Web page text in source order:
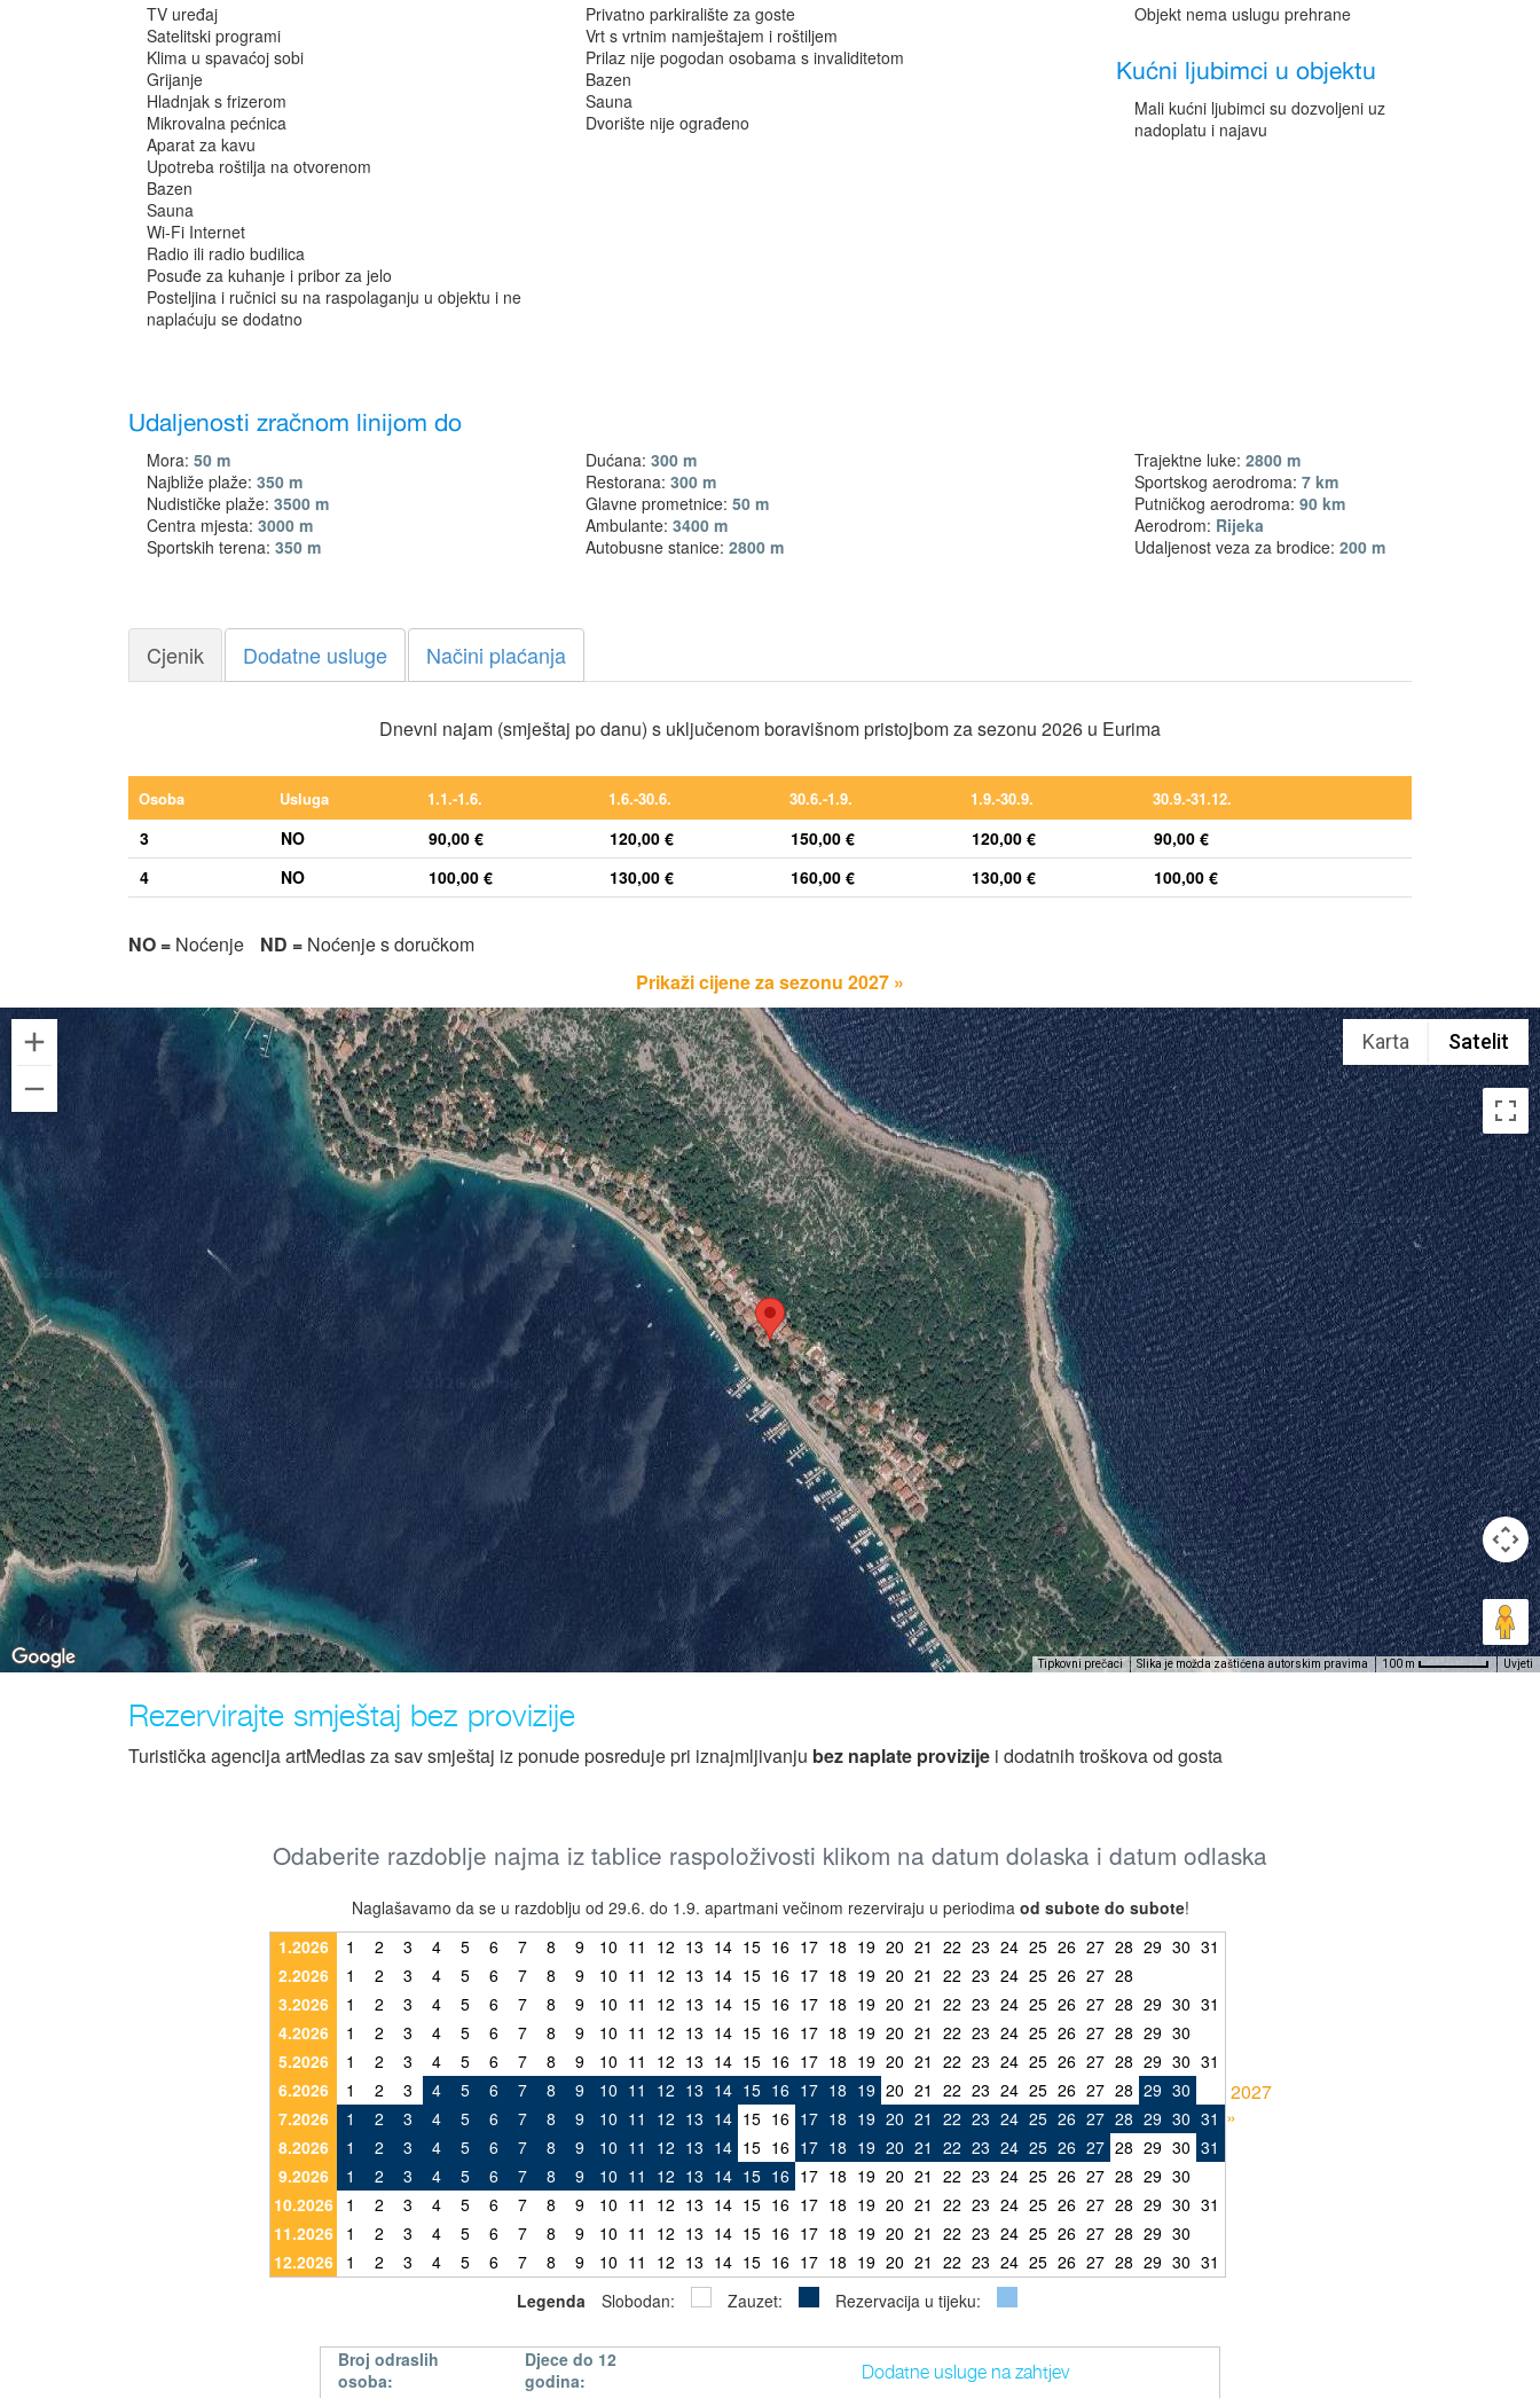
TV uređaj
Satelitski programi
Klima u spavaćoj sobi
Grijanje
Hladnjak s frizerom
Mikrovalna pećnica
Aparat za kavu
Upotreba roštilja na otvorenom
Bazen
Sauna
Wi-Fi Internet
Radio ili radio budilica
Posuđe za kuhanje i pribor za jelo
Posteljina i ručnici su na raspolaganju u objektu i ne
naplaćuju se dodatno
Privatno parkiralište za goste
Vrt s vrtnim namještajem i roštiljem
Prilaz nije pogodan osobama s invaliditetom
Bazen
Sauna
Dvorište nije ograđeno
Objekt nema uslugu prehrane
Kućni ljubimci u objektu
Mali kućni ljubimci su dozvoljeni uz
nadoplatu i najavu
Udaljenosti zračnom linijom do
Mora: 50 m
Najbliže plaže: 350 m
Nudističke plaže: 3500 m
Centra mjesta: 3000 m
Sportskih terena: 350 m
Dućana:300 m
Restorana:300 m
Glavne prometnice:50 m
Ambulante:3400 m
Autobusne stanice:2800 m
Trajektne luke:2800 m
Sportskog aerodroma:7 km
Putničkog aerodroma:90 km
Aerodrom: Rijeka
Udaljenost veza za brodice:200 m
Cjenik Dodatne usluge Načini plaćanja
Dnevni najam (smještaj po danu) s uključenom boravišnom pristojbom za sezonu 2026 u Eurima
Osoba Usluga 1.1.-1.6. 1.6.-30.6. 30.6.-1.9. 1.9.-30.9. 30.9.-31.12.
3 NO 90,00 € 120,00 € 150,00 € 120,00 €
90,00 €
4
NO 100,00 € 130,00 € 160,00 € 130,00 € 100,00 €
NO = Noćenje ND = Noćenje s doručkom
Prikaži cijene za sezonu 2027 »
Karta Satelit
Tipkovni prečaci Slika je možda zaštićena autorskim pravima 100 m Uvjeti
Rezervirajte smještaj bez provizije
Turistička agencija artMedias za sav smještaj iz ponude posreduje pri iznajmljivanju bez naplate provizije i dodatnih troškova od gosta
Odaberite razdoblje najma iz tablice raspoloživosti klikom na datum dolaska i datum odlaska
Naglašavamo da se u razdoblju od 29.6. do 1.9. apartmani večinom rezerviraju u periodima od subote do subote!
1.2026
1 2 3 4 5 6 7 8 9 10 11 12 13 14 15 16 17 18 19 20 21 22 23 24 25 26 27 28 29 30 31
2.2026
1 2 3 4 5 6 7 8 9 10 11 12 13 14 15 16 17 18 19 20 21 22 23 24 25 26 27 28
3.2026
1 2 3 4 5 6 7 8 9 10 11 12 13 14 15 16 17 18 19 20 21 22 23 24 25 26 27 28 29 30 31
4.2026
1 2 3 4 5 6 7 8 9 10 11 12 13 14 15 16 17 18 19 20 21 22 23 24 25 26 27 28 29 30
5.2026
1 2 3 4 5 6 7 8 9 10 11 12 13 14 15 16 17 18 19 20 21 22 23 24 25 26 27 28 29 30 31
6.2026
1 2 3 4 5 6 7 8 9 10 11 12 13 14 15 16 17 18 19 20 21 22 23 24 25 26 27 28 29 30
7.2026
1 2 3 4 5 6 7 8 9 10 11 12 13 14 15 16 17 18 19 20 21 22 23 24 25 26 27 28 29 30 31
8.2026
1 2 3 4 5 6 7 8 9 10 11 12 13 14 15 16 17 18 19 20 21 22 23 24 25 26 27 28 29 30 31
9.2026
1 2 3 4 5 6 7 8 9 10 11 12 13 14 15 16 17 18 19 20 21 22 23 24 25 26 27 28 29 30
10.2026
1 2 3 4 5 6 7 8 9 10 11 12 13 14 15 16 17 18 19 20 21 22 23 24 25 26 27 28 29 30 31
11.2026
1 2 3 4 5 6 7 8 9 10 11 12 13 14 15 16 17 18 19 20 21 22 23 24 25 26 27 28 29 30
12.2026
1 2 3 4 5 6 7 8 9 10 11 12 13 14 15 16 17 18 19 20 21 22 23 24 25 26 27 28 29 30 31
2027
»
Legenda Slobodan: Zauzet: Rezervacija u tijeku:
Broj odraslih
osoba:
Djece do 12
godina:
Dodatne usluge na zahtjev